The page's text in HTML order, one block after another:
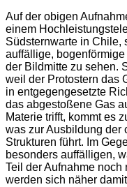
Auf der obigen
einem
Südsternwarte in Chile,
auffällige,
der Bildmitte zu sehen.
weil der Protostern das
in entgegengesetzte
das abgestoßene Gas
Materie trifft, kommt es
was zur Ausbildung der
Strukturen führt. Im
besonders auffälligen,
Teil der Aufnahme
werden sich näher